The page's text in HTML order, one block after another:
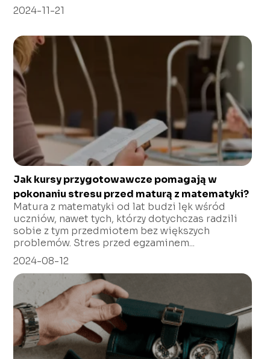
2024-11-21
Jak kursy przygotowawcze pomagają w
pokonaniu stresu przed maturą z matematyki?
Matura z matematyki od lat budzi lęk wśród
uczniów, nawet tych, którzy dotychczas radzili
sobie z tym przedmiotem bez większych
problemów. Stres przed egzaminem...
2024-08-12